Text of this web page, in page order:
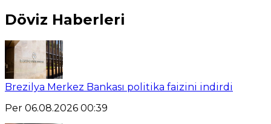
Döviz Haberleri
Brezilya Merkez Bankası politika faizini indirdi
Per 06.08.2026 00:39